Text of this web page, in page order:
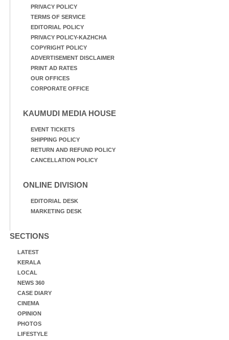
PRIVACY POLICY
TERMS OF SERVICE
EDITORIAL POLICY
PRIVACY POLICY-KAZHCHA
COPYRIGHT POLICY
ADVERTISEMENT DISCLAIMER
PRINT AD RATES
OUR OFFICES
CORPORATE OFFICE
KAUMUDI MEDIA HOUSE
EVENT TICKETS
SHIPPING POLICY
RETURN AND REFUND POLICY
CANCELLATION POLICY
ONLINE DIVISION
EDITORIAL DESK
MARKETING DESK
SECTIONS
LATEST
KERALA
LOCAL
NEWS 360
CASE DIARY
CINEMA
OPINION
PHOTOS
LIFESTYLE